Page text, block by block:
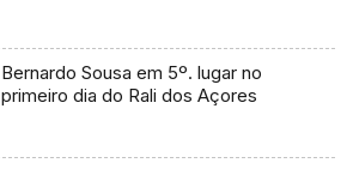
Bernardo Sousa em 5º. lugar no
primeiro dia do Rali dos Açores